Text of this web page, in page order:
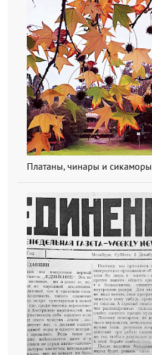
Платаны, чинары и сикаморы